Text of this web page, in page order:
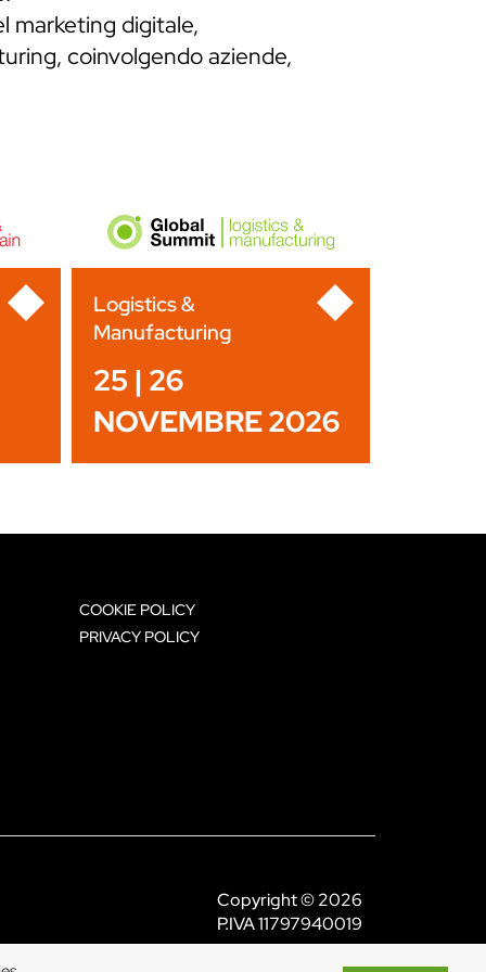
marketing digitale,
coinvolgendo aziende,
Logistics &
Manufacturing
25 | 26
NOVEMBRE 2026
COOKIE POLICY
PRIVACY POLICY
Copyright © 2026
P.IVA 11797940019